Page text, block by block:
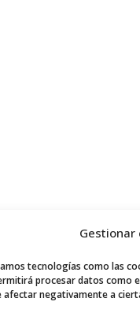
tecnologías como las
procesar datos como
negativamente a